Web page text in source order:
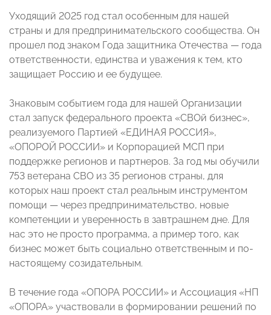
Уходящий 2025 год стал особенным для нашей
страны и для предпринимательского сообщества. Он
прошел под знаком Года защитника Отечества — года
ответственности, единства и уважения к тем, кто
защищает Россию и ее будущее.
Знаковым событием года для нашей Организации
стал запуск федерального проекта «СВОй бизнес»,
реализуемого Партией «ЕДИНАЯ РОССИЯ»,
«ОПОРОЙ РОССИИ» и Корпорацией МСП при
поддержке регионов и партнеров. За год мы обучили
753 ветерана СВО из 35 регионов страны, для
которых наш проект стал реальным инструментом
помощи — через предпринимательство, новые
компетенции и уверенность в завтрашнем дне. Для
нас это не просто программа, а пример того, как
бизнес может быть социально ответственным и по-
настоящему созидательным.
В течение года «ОПОРА РОССИИ» и Ассоциация «НП
«ОПОРА» участвовали в формировании решений по